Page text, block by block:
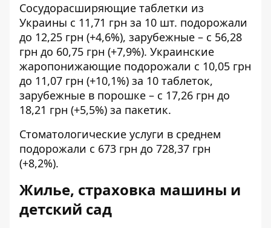
Сосудорасширяющие таблетки из
Украины с 11,71 грн за 10 шт. подорожали
до 12,25 грн (+4,6%), зарубежные – с 56,28
грн до 60,75 грн (+7,9%). Украинские
жаропонижающие подорожали с 10,05 грн
до 11,07 грн (+10,1%) за 10 таблеток,
зарубежные в порошке – с 17,26 грн до
18,21 грн (+5,5%) за пакетик.
Стоматологические услуги в среднем
подорожали с 673 грн до 728,37 грн
(+8,2%).
Жилье, страховка машины и
детский сад